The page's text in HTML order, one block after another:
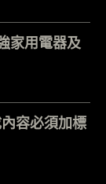
家用電器及
容必須加標